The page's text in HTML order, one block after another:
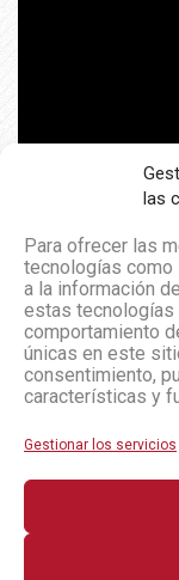
las
Para ofrecer las
tecnologías como
a la información
estas tecnologías
comportamiento
únicas en este
consentimiento,
características y
Gestionar los servicios